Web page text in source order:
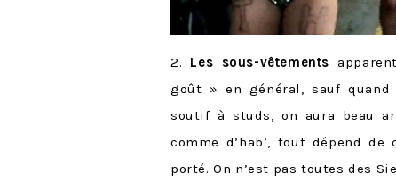
2. Les sous-vêtements
goût » en général, sauf
soutif à studs, on aura beau
comme d’hab’, tout dépend
porté. On n’est pas toutes des